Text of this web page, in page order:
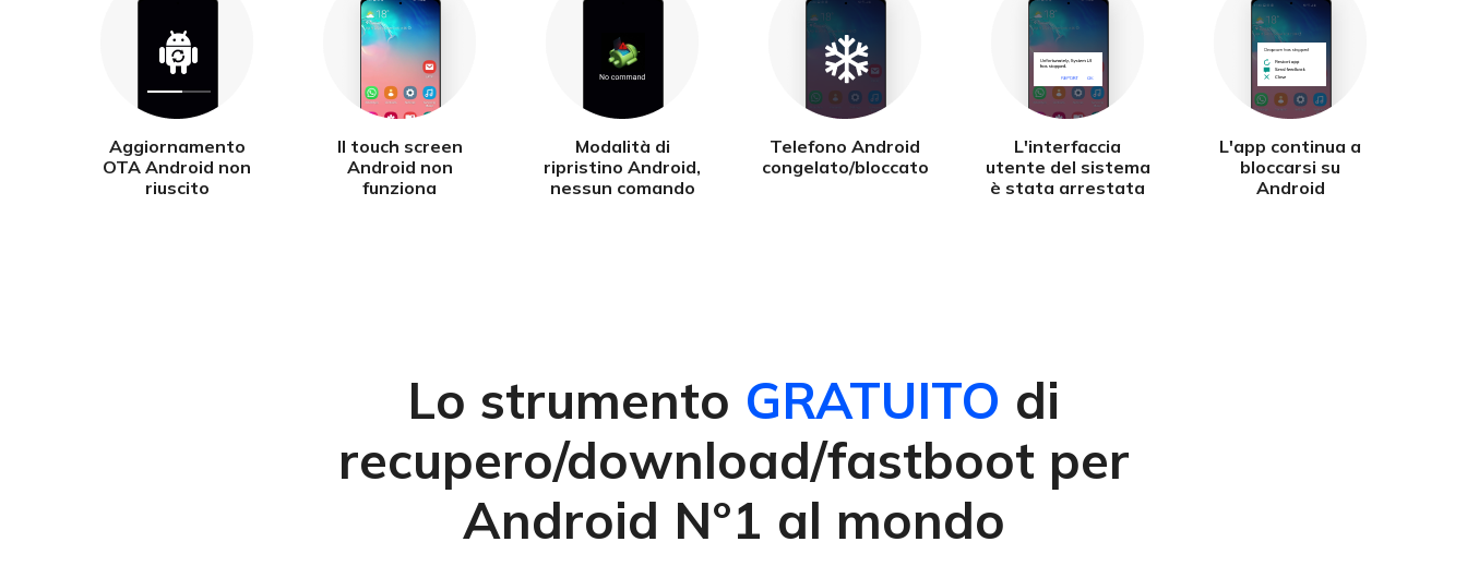
Aggiornamento
OTA Android non
riuscito
Il touch screen
Android non
funziona
Modalità di
ripristino Android,
nessun comando
Telefono Android
congelato/bloccato
L'interfaccia
utente del sistema
è stata arrestata
L'app continua a
bloccarsi su
Android
Lo strumento GRATUITO di
recupero/download/fastboot per
Android N°1 al mondo